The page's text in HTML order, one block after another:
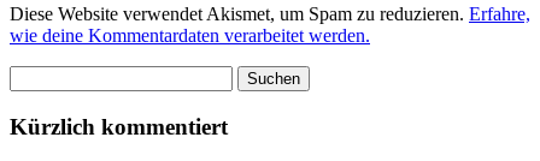
Diese Website verwendet Akismet, um Spam zu reduzieren. Erfahre,
wie deine Kommentardaten verarbeitet werden.
nach:
Kürzlich kommentiert